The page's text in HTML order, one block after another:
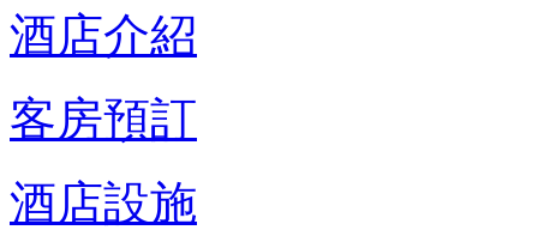
酒店介紹
客房預訂
酒店設施